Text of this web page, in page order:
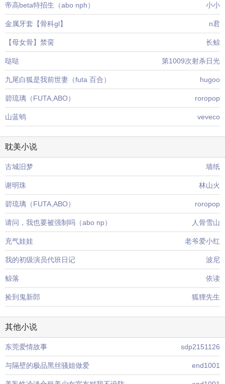
帝高beta特招生（abo nph） 小小
金属牙套【骨科gl】 n君
【母女骨】禁脔 长鲸
哒哒 第1009次射杀日光
九尾白狐是我前世妻（futa 百合） hugoo
碧琉璃（FUTA,ABO） roropop
山蓝鸲 veveco
耽美小说
古城旧梦 墙纸
谢明珠 林山火
碧琉璃（FUTA,ABO） roropop
请问，我也要被强制吗（abo np） 人骨雪山
充气娃娃 老爷爱小红
我的初级演员代班日记 波尼
鲸落 依读
捡到鬼新郎 狐狸先生
其他小说
东莞爱情故事 sdp2151126
与隔壁的极品黑丝骚姐做爱 end1001